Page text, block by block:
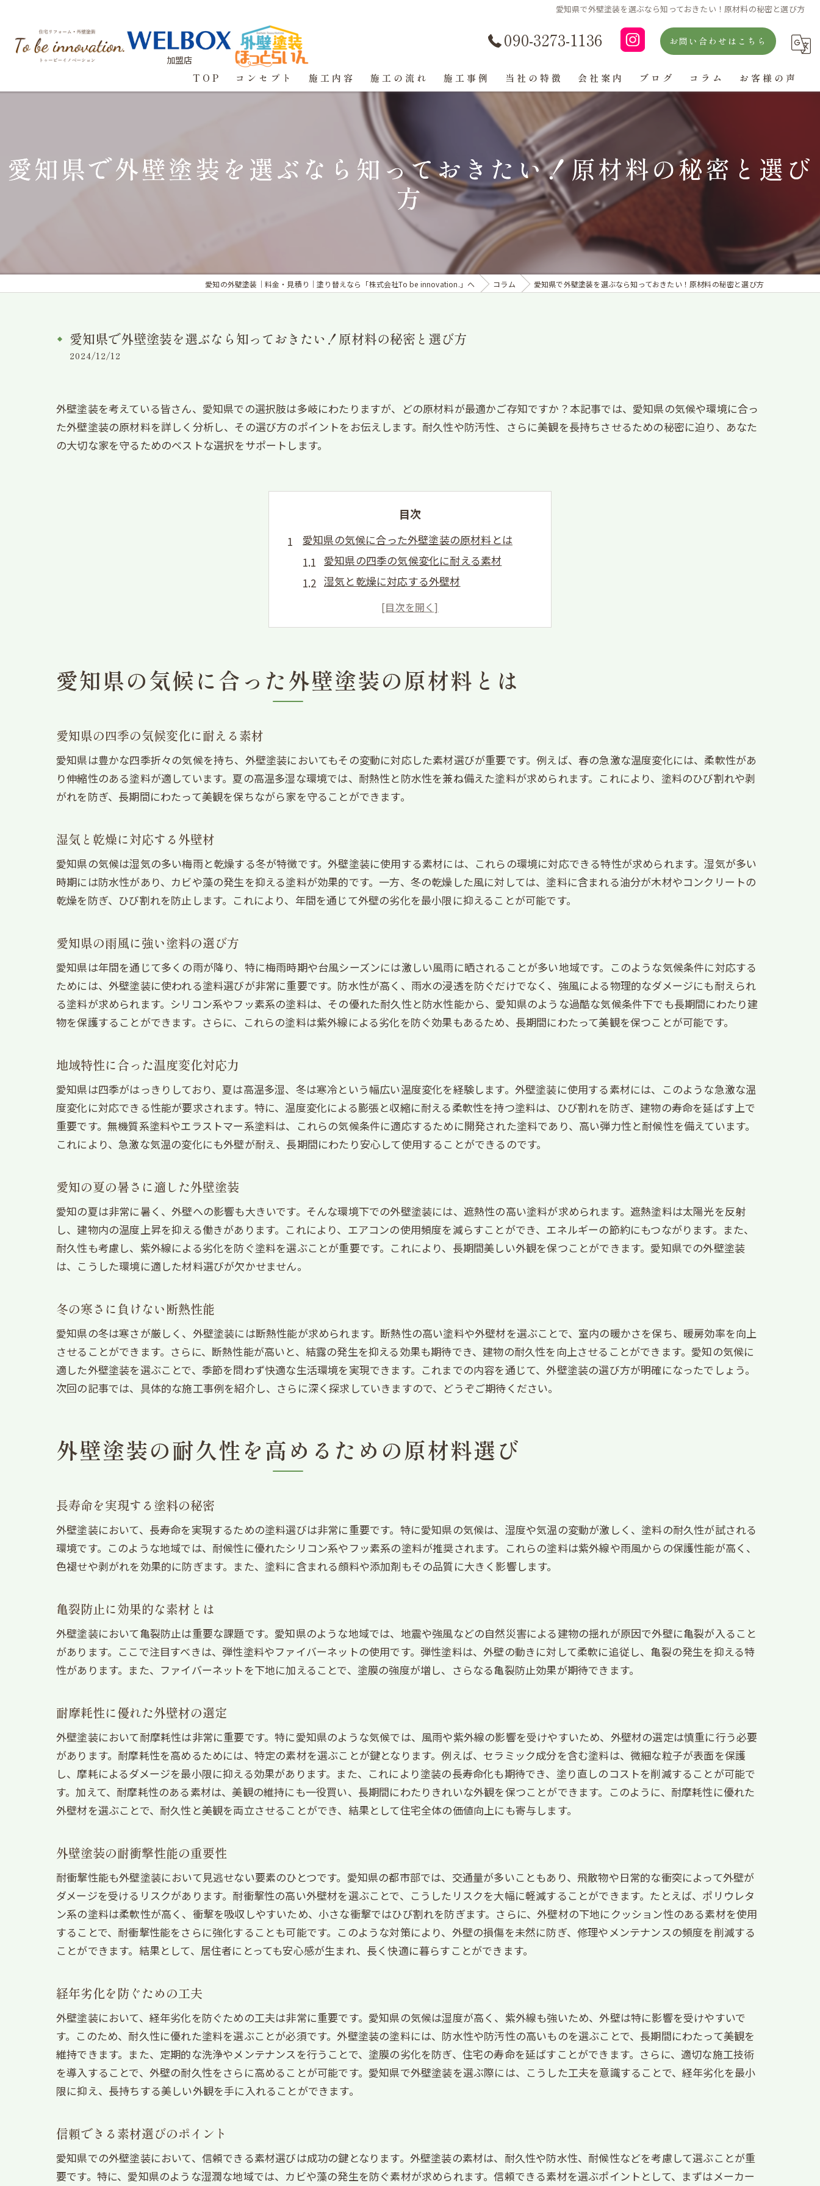
愛知県で外壁塗装を選ぶなら知っておきたい！原材料の秘密と選び方
加盟店
090-3273-1136 お問い合わせはこちら
TOP コンセプト 施工内容 施工の流れ 施工事例 当社の特徴
戸建て
マンション
防水工事
コーキング
会社案内
よくある質問
ブログ コラム お客様の声
愛知県で外壁塗装を選ぶなら知っておきたい！原材料の秘密と選び
方
愛知の外壁塗装｜料金・見積り｜塗り替えなら「株式会社To be innovation.」へ コラム 愛知県で外壁塗装を選ぶなら知っておきたい！原材料の秘密と選び方
愛知県で外壁塗装を選ぶなら知っておきたい！原材料の秘密と選び方
2024/12/12
外壁塗装を考えている皆さん、愛知県での選択肢は多岐にわたりますが、どの原材料が最適かご存知ですか？本記事では、愛知県の気候や環境に合っ
た外壁塗装の原材料を詳しく分析し、その選び方のポイントをお伝えします。耐久性や防汚性、さらに美観を長持ちさせるための秘密に迫り、あなた
の大切な家を守るためのベストな選択をサポートします。
目次
愛知県の気候に合った外壁塗装の原材料とは
愛知県の四季の気候変化に耐える素材
湿気と乾燥に対応する外壁材
愛知県の雨風に強い塗料の選び方
外壁塗装の耐久性を高めるための原材料選び
外壁塗装の耐衝撃性能の重要性
経年劣化を防ぐための工夫
デザイン性と機能性の両立
外壁素材のテクスチャ選び
外壁塗装で防汚性を高めるための材料選定
汚れに強い外壁材の特徴
防汚コーティングの効果と必要性
清掃の手間を省くための工夫
大気汚染に強い外壁塗装の秘密を探る
大気中の有害物質から家を守る素材
長期間美観を維持する防汚技術
環境に優しい外壁塗装を選ぶ理由
大気汚染を考慮した素材選び
耐光性に優れた素材選びのポイント
紫外線の影響を最小限に抑える技術
愛知の強い陽射しを考慮した素材選定
色褪せ防止のための最新技術
耐候性に優れた塗料の特性
外壁の美観を持続するための選択肢
愛知県で最適な外壁塗装を選ぶための材料分析
地域密着型の素材選びの重要性
コストパフォーマンスを考慮した選定
顧客満足度の高い塗装材料を探る
長期的視点で考える材料選び
愛知県の気候に合った外壁塗装の原材料とは
愛知県の四季の気候変化に耐える素材
愛知県は豊かな四季折々の気候を持ち、外壁塗装においてもその変動に対応した素材選びが重要です。例えば、春の急激な温度変化には、柔軟性があ
り伸縮性のある塗料が適しています。夏の高温多湿な環境では、耐熱性と防水性を兼ね備えた塗料が求められます。これにより、塗料のひび割れや剥
がれを防ぎ、長期間にわたって美観を保ちながら家を守ることができます。
湿気と乾燥に対応する外壁材
愛知県の気候は湿気の多い梅雨と乾燥する冬が特徴です。外壁塗装に使用する素材には、これらの環境に対応できる特性が求められます。湿気が多い
時期には防水性があり、カビや藻の発生を抑える塗料が効果的です。一方、冬の乾燥した風に対しては、塗料に含まれる油分が木材やコンクリートの
乾燥を防ぎ、ひび割れを防止します。これにより、年間を通じて外壁の劣化を最小限に抑えることが可能です。
愛知県の雨風に強い塗料の選び方
愛知県は年間を通じて多くの雨が降り、特に梅雨時期や台風シーズンには激しい風雨に晒されることが多い地域です。このような気候条件に対応する
ためには、外壁塗装に使われる塗料選びが非常に重要です。防水性が高く、雨水の浸透を防ぐだけでなく、強風による物理的なダメージにも耐えられ
る塗料が求められます。シリコン系やフッ素系の塗料は、その優れた耐久性と防水性能から、愛知県のような過酷な気候条件下でも長期間にわたり建
物を保護することができます。さらに、これらの塗料は紫外線による劣化を防ぐ効果もあるため、長期間にわたって美観を保つことが可能です。
地域特性に合った温度変化対応力
愛知県は四季がはっきりしており、夏は高温多湿、冬は寒冷という幅広い温度変化を経験します。外壁塗装に使用する素材には、このような急激な温
度変化に対応できる性能が要求されます。特に、温度変化による膨張と収縮に耐える柔軟性を持つ塗料は、ひび割れを防ぎ、建物の寿命を延ばす上で
重要です。無機質系塗料やエラストマー系塗料は、これらの気候条件に適応するために開発された塗料であり、高い弾力性と耐候性を備えています。
これにより、急激な気温の変化にも外壁が耐え、長期間にわたり安心して使用することができるのです。
愛知の夏の暑さに適した外壁塗装
愛知の夏は非常に暑く、外壁への影響も大きいです。そんな環境下での外壁塗装には、遮熱性の高い塗料が求められます。遮熱塗料は太陽光を反射
し、建物内の温度上昇を抑える働きがあります。これにより、エアコンの使用頻度を減らすことができ、エネルギーの節約にもつながります。また、
耐久性も考慮し、紫外線による劣化を防ぐ塗料を選ぶことが重要です。これにより、長期間美しい外観を保つことができます。愛知県での外壁塗装
は、こうした環境に適した材料選びが欠かせません。
冬の寒さに負けない断熱性能
愛知県の冬は寒さが厳しく、外壁塗装には断熱性能が求められます。断熱性の高い塗料や外壁材を選ぶことで、室内の暖かさを保ち、暖房効率を向上
させることができます。さらに、断熱性能が高いと、結露の発生を抑える効果も期待でき、建物の耐久性を向上させることができます。愛知の気候に
適した外壁塗装を選ぶことで、季節を問わず快適な生活環境を実現できます。これまでの内容を通じて、外壁塗装の選び方が明確になったでしょう。
次回の記事では、具体的な施工事例を紹介し、さらに深く探求していきますので、どうぞご期待ください。
外壁塗装の耐久性を高めるための原材料選び
長寿命を実現する塗料の秘密
外壁塗装において、長寿命を実現するための塗料選びは非常に重要です。特に愛知県の気候は、湿度や気温の変動が激しく、塗料の耐久性が試される
環境です。このような地域では、耐候性に優れたシリコン系やフッ素系の塗料が推奨されます。これらの塗料は紫外線や雨風からの保護性能が高く、
色褪せや剥がれを効果的に防ぎます。また、塗料に含まれる顔料や添加剤もその品質に大きく影響します。
亀裂防止に効果的な素材とは
外壁塗装において亀裂防止は重要な課題です。愛知県のような地域では、地震や強風などの自然災害による建物の揺れが原因で外壁に亀裂が入ること
があります。ここで注目すべきは、弾性塗料やファイバーネットの使用です。弾性塗料は、外壁の動きに対して柔軟に追従し、亀裂の発生を抑える特
性があります。また、ファイバーネットを下地に加えることで、塗膜の強度が増し、さらなる亀裂防止効果が期待できます。
耐摩耗性に優れた外壁材の選定
外壁塗装において耐摩耗性は非常に重要です。特に愛知県のような気候では、風雨や紫外線の影響を受けやすいため、外壁材の選定は慎重に行う必要
があります。耐摩耗性を高めるためには、特定の素材を選ぶことが鍵となります。例えば、セラミック成分を含む塗料は、微細な粒子が表面を保護
し、摩耗によるダメージを最小限に抑える効果があります。また、これにより塗装の長寿命化も期待でき、塗り直しのコストを削減することが可能で
す。加えて、耐摩耗性のある素材は、美観の維持にも一役買い、長期間にわたりきれいな外観を保つことができます。このように、耐摩耗性に優れた
外壁材を選ぶことで、耐久性と美観を両立させることができ、結果として住宅全体の価値向上にも寄与します。
外壁塗装の耐衝撃性能の重要性
耐衝撃性能も外壁塗装において見逃せない要素のひとつです。愛知県の都市部では、交通量が多いこともあり、飛散物や日常的な衝突によって外壁が
ダメージを受けるリスクがあります。耐衝撃性の高い外壁材を選ぶことで、こうしたリスクを大幅に軽減することができます。たとえば、ポリウレタ
ン系の塗料は柔軟性が高く、衝撃を吸収しやすいため、小さな衝撃ではひび割れを防ぎます。さらに、外壁材の下地にクッション性のある素材を使用
することで、耐衝撃性能をさらに強化することも可能です。このような対策により、外壁の損傷を未然に防ぎ、修理やメンテナンスの頻度を削減する
ことができます。結果として、居住者にとっても安心感が生まれ、長く快適に暮らすことができます。
経年劣化を防ぐための工夫
外壁塗装において、経年劣化を防ぐための工夫は非常に重要です。愛知県の気候は湿度が高く、紫外線も強いため、外壁は特に影響を受けやすいで
す。このため、耐久性に優れた塗料を選ぶことが必須です。外壁塗装の塗料には、防水性や防汚性の高いものを選ぶことで、長期間にわたって美観を
維持できます。また、定期的な洗浄やメンテナンスを行うことで、塗膜の劣化を防ぎ、住宅の寿命を延ばすことができます。さらに、適切な施工技術
を導入することで、外壁の耐久性をさらに高めることが可能です。愛知県で外壁塗装を選ぶ際には、こうした工夫を意識することで、経年劣化を最小
限に抑え、長持ちする美しい外観を手に入れることができます。
信頼できる素材選びのポイント
愛知県での外壁塗装において、信頼できる素材選びは成功の鍵となります。外壁塗装の素材は、耐久性や防水性、耐候性などを考慮して選ぶことが重
要です。特に、愛知県のような湿潤な地域では、カビや藻の発生を防ぐ素材が求められます。信頼できる素材を選ぶポイントとして、まずはメーカー